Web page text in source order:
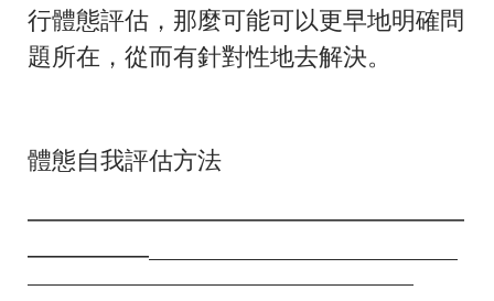
行體態評估，那麼可能可以更早地明確問
題所在，從而有針對性地去解決。
體態自我評估方法
——————————————————
—————————————————————————
—————————————————————————